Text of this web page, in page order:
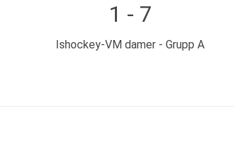
1 - 7
Ishockey-VM damer - Grupp A